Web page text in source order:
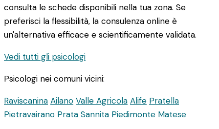
consulta le schede disponibili nella tua zona. Se
preferisci la flessibilità, la consulenza online è
un'alternativa efficace e scientificamente validata.
Vedi tutti gli psicologi
Psicologi nei comuni vicini:
Raviscanina Ailano Valle Agricola Alife Pratella
Pietravairano Prata Sannita Piedimonte Matese